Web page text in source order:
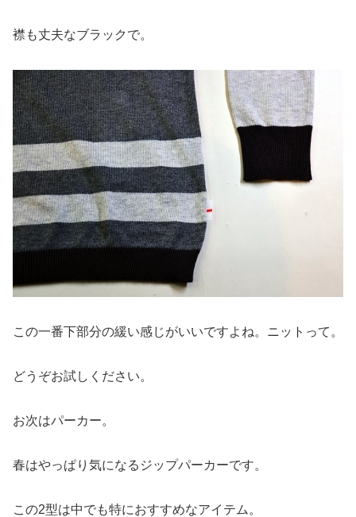
襟も丈夫なブラックで。
この一番下部分の緩い感じがいいですよね。ニットって。
どうぞお試しください。
お次はパーカー。
春はやっぱり気になるジップパーカーです。
この2型は中でも特におすすめなアイテム。